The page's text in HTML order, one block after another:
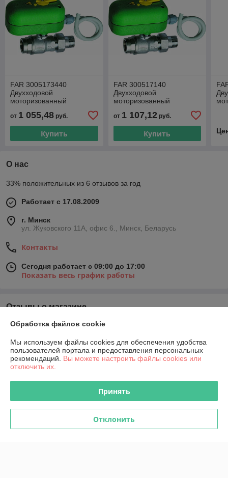
FAR 3005173440
Двухходовой
моторизованный
деблокировкой, 220В,
3/4", 16,7 м3/ч
от 1 055,48 руб.
Купить
FAR 300517140
Двухходовой
моторизованный
деблокировкой, 220В, 1",
31,7 м3/ч
от 1 107,12руб.
Купить
О нас
33% положительных из 6 отзывов за год
Работает с 17.08.2009
г. Минск
ул. Жуковского 11А, офис 6., Минск, Беларусь
Контакты
Сегодня работает с 09:00 до 17:00
Показать весь график работы
Отзывы о магазине
У компании пока нет отзывов, добавьте первый
О нас
Контакты
Доставка и оплата
График работы
Обработка файлов cookie
Мы используем файлы cookies для обеспечения удобства
пользователей портала и предоставления персональных
рекомендаций. Вы можете настроить файлы cookies или
отключить их.
Принять
Отклонить